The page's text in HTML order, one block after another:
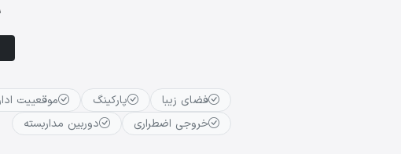
فضای زیبا پارکینگ موقعییت
خروجی اضطراری
دوربین مداربسته